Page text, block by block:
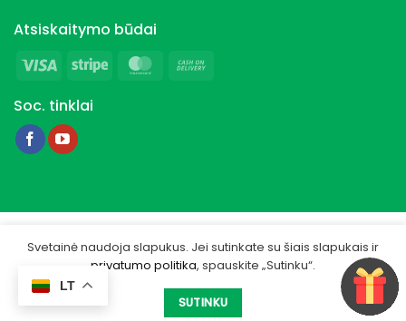
Atsiskaitymo būdai
Visa
Stripe MasterCard
Soc. tinklai
Privatumo politika
Sukurta -IGSME.COM
LT
Svetainė naudoja slapukus. Jei sutinkate su šiais slapukais ir
privatumo politika, spauskite „Sutinku“.
SUTINKU